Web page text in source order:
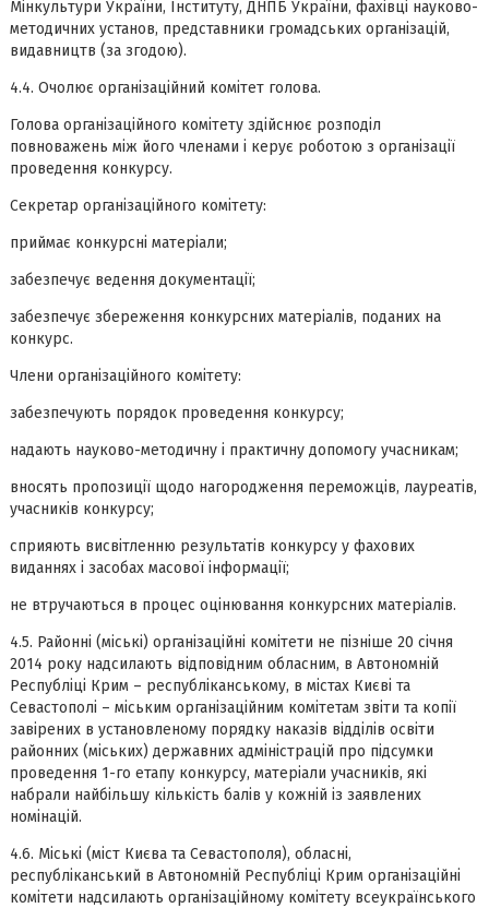
Мінкультури України, Інституту, ДНПБ України, фахівці науково-
методичних установ, представники громадських організацій,
видавництв (за згодою).
4.4. Очолює організаційний комітет голова.
Голова організаційного комітету здійснює розподіл
повноважень між його членами і керує роботою з організації
проведення конкурсу.
Секретар організаційного комітету:
приймає конкурсні матеріали;
забезпечує ведення документації;
забезпечує збереження конкурсних матеріалів, поданих на
конкурс.
Члени організаційного комітету:
забезпечують порядок проведення конкурсу;
надають науково-методичну і практичну допомогу учасникам;
вносять пропозиції щодо нагородження переможців, лауреатів,
учасників конкурсу;
сприяють висвітленню результатів конкурсу у фахових
виданнях і засобах масової інформації;
не втручаються в процес оцінювання конкурсних матеріалів.
4.5. Районні (міські) організаційні комітети не пізніше 20 січня
2014 року надсилають відповідним обласним, в Автономній
Республіці Крим – республіканському, в містах Києві та
Севастополі – міським організаційним комітетам звіти та копії
завірених в установленому порядку наказів відділів освіти
районних (міських) державних адміністрацій про підсумки
проведення 1-го етапу конкурсу, матеріали учасників, які
набрали найбільшу кількість балів у кожній із заявлених
номінацій.
4.6. Міські (міст Києва та Севастополя), обласні,
республіканський в Автономній Республіці Крим організаційні
комітети надсилають організаційному комітету всеукраїнського